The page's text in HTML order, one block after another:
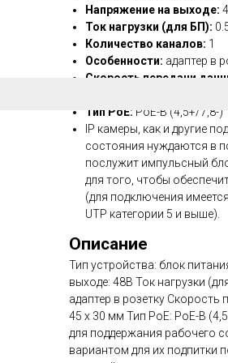
Напряжение на выходе:
Ток нагрузки (для БП):
Количество каналов: 1
Особенности: адаптер в
Скорость передачи
Тип PoE: PoE-B (4,5+/7,8-)
IP камеры, как и другие
состояния нуждаются в
послужит импульсный
для того, чтобы
(для подключения
UTP категории 5 и выше).
Описание
Тип устройства: блок
выходе: 48В Ток нагрузки
адаптер в розетку Скорость
45 x 30 мм Тип PoE: PoE-B
для поддержания рабочего
вариантом для их подпитки